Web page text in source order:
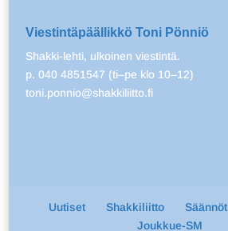
Viestintäpäällikkö Toni Pönniö
Shakki-lehti, ulkoinen viestintä.
p. 040 4851547 (ti–pe klo 10–12)
toni.ponnio@shakkiliitto.fi
Uutiset Shakkiliitto Säännöt
Joukkue-SM